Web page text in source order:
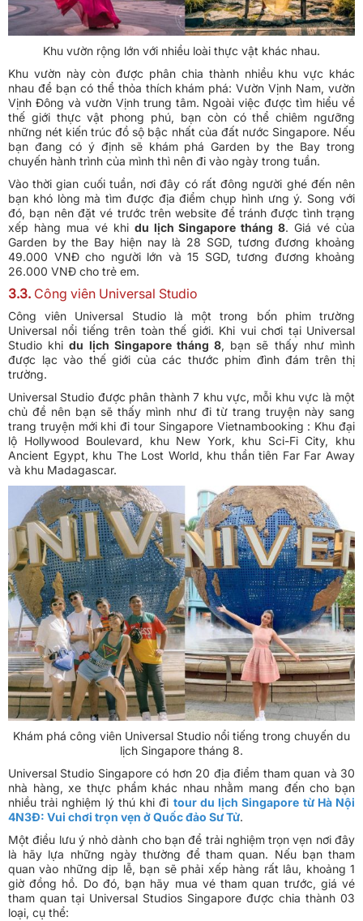
Khu vườn rộng lớn với nhiều loài thực vật khác nhau.
Khu vườn này còn được phân chia thành nhiều khu vực khác
nhau để bạn có thể thỏa thích khám phá: Vườn Vịnh Nam, vườn
Vịnh Đông và vườn Vịnh trung tâm. Ngoài việc được tìm hiểu về
thế giới thực vật phong phú, bạn còn có thể chiêm ngưỡng
những nét kiến trúc đồ sộ bậc nhất của đất nước Singapore. Nếu
bạn đang có ý định sẽ khám phá Garden by the Bay trong
chuyến hành trình của mình thì nên đi vào ngày trong tuần.
Vào thời gian cuối tuần, nơi đây có rất đông người ghé đến nên
bạn khó lòng mà tìm được địa điểm chụp hình ưng ý. Song với
đó, bạn nên đặt vé trước trên website để tránh được tình trạng
xếp hàng mua vé khi du lịch Singapore tháng 8. Giá vé của
Garden by the Bay hiện nay là 28 SGD, tương đương khoảng
49.000 VNĐ cho người lớn và 15 SGD, tương đương khoảng
26.000 VNĐ cho trẻ em.
3.3. Công viên Universal Studio
Công viên Universal Studio là một trong bốn phim trường
Universal nổi tiếng trên toàn thế giới. Khi vui chơi tại Universal
Studio khidu lịch Singapore tháng 8, bạn sẽ thấy như mình
được lạc vào thế giới của các thước phim đình đám trên thị
trường.
Universal Studio được phân thành 7 khu vực, mỗi khu vực là một
chủ đề nên bạn sẽ thấy mình như đi từ trang truyện này sang
trang truyện mới khi đi tour Singapore Vietnambooking : Khu đại
lộ Hollywood Boulevard, khu New York, khu Sci-Fi City, khu
Ancient Egypt, khu The Lost World, khu thần tiên Far Far Away
và khu Madagascar.
Khám phá công viên Universal Studio nổi tiếng trong chuyến du
lịch Singapore tháng 8.
Universal Studio Singapore có hơn 20 địa điểm tham quan và 30
nhà hàng, xe thực phẩm khác nhau nhằm mang đến cho bạn
nhiều trải nghiệm lý thú khi đi tour du lịch Singapore từ Hà Nội
4N3Đ: Vui chơi trọn vẹn ở Quốc đảo Sư Tử.
Một điều lưu ý nhỏ dành cho bạn để trải nghiệm trọn vẹn nơi đây
là hãy lựa những ngày thường để tham quan. Nếu bạn tham
quan vào những dịp lễ, bạn sẽ phải xếp hàng rất lâu, khoảng 1
giờ đồng hồ. Do đó, bạn hãy mua vé tham quan trước, giá vé
tham quan tại Universal Studios Singapore được chia thành 03
loại, cụ thể: